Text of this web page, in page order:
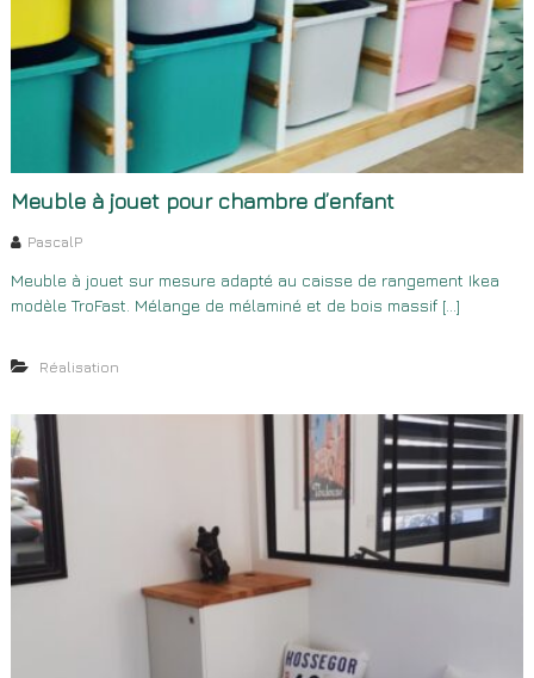
Meuble à jouet pour chambre d’enfant
PascalP
Meuble à jouet sur mesure adapté au caisse de rangement Ikea
modèle TroFast. Mélange de mélaminé et de bois massif […]
Réalisation